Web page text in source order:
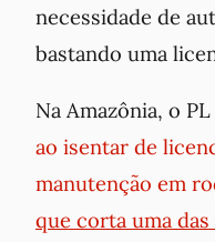
necessidade de
bastando uma
Na Amazônia, o
ao isentar de
manutenção em
que corta uma